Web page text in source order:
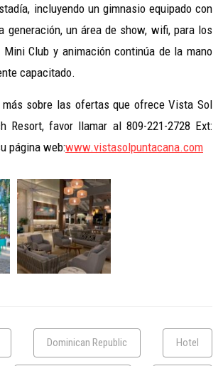
incluyendo un gimnasio equipado con
generación, un área de show, wifi, para los
Mini Club y animación continúa de la mano
capacitado.
sobre las ofertas que ofrece Vista Sol
Resort, favor llamar al 809-221-2728 Ext:
página web:www.vistasolpuntacana.com
Dominican Republic Hotel